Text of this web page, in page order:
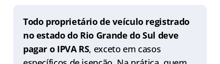
Todo proprietário de veículo registrado
no estado do Rio Grande do Sul deve
pagar o IPVA RS, exceto em casos